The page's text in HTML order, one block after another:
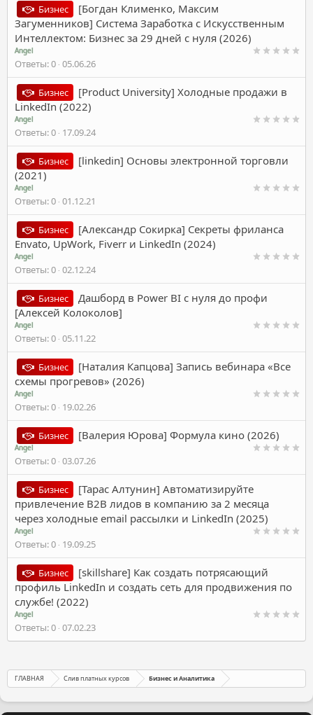
Бизнес
[Богдан Клименко, Максим
Загуменников] Система Заработка с Искусственным
Интеллектом: Бизнес за 29 дней с нуля (2026)
Angel
Ответы 0 05.06.26
Бизнес
[Product University] Холодные продажи в
LinkedIn (2022)
Angel
Ответы 0 17.09.24
Бизнес
[linkedin] Основы электронной торговли
(2021)
Angel
Ответы 0 01.12.21
Бизнес
[Александр Сокирка] Секреты фриланса
Envato, UpWork, Fiverr и LinkedIn (2024)
Angel
Ответы 0 02.12.24
Бизнес
Дашборд в Power BI с нуля до профи
[Алексей Колоколов]
Angel
Ответы 0 05.11.22
Бизнес
[Наталия Капцова] Запись вебинара «Все
схемы прогревов» (2026)
Angel
Ответы 0 19.02.26
Бизнес [Валерия Юрова] Формула кино (2026)
Angel
Ответы 0 03.07.26
Бизнес
[Тарас Алтунин] Автоматизируйте
привлечение B2B лидов в компанию за 2 месяца
через холодные email рассылки и LinkedIn (2025)
Angel
Ответы 0 19.09.25
Бизнес
[skillshare] Как создать потрясающий
профиль LinkedIn и создать сеть для продвижения по
службе! (2022)
Angel
Ответы 0 07.02.23
ГЛАВНАЯ Слив платных курсов Бизнес и Аналитика